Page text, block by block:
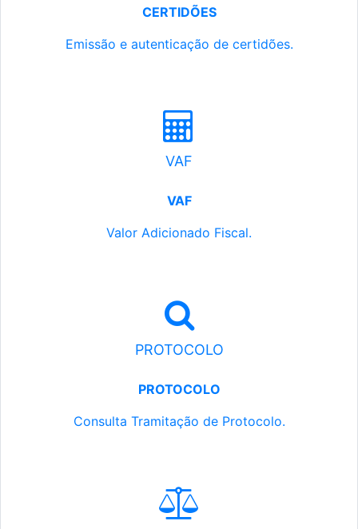
CERTIDÕES
Emissão e autenticação de certidões.
VAF
VAF
Valor Adicionado Fiscal.
PROTOCOLO
PROTOCOLO
Consulta Tramitação de Protocolo.